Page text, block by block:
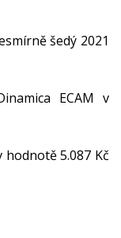
šedý 2021
ECAM v
hodnotě 5.087 Kč